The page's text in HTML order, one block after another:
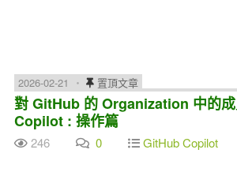
2026-02-21 置頂文章
對 GitHub 的 Organization 中的
Copilot : 操作篇
246 0 GitHub Copilot